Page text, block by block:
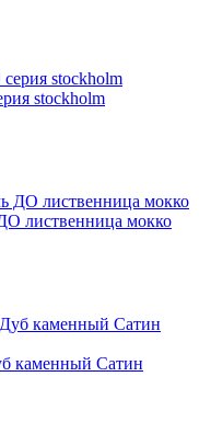
stockholm
лиственница мокко
каменный Сатин